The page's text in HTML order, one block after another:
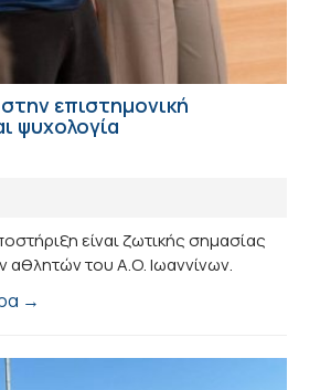
επιστημονική
ψυχολογία
είναι ζωτικής σημασίας
αθλητών του Α.Ο. Ιωαννίνων.
→